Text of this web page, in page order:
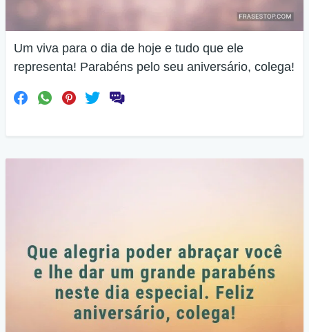
Um viva para o dia de hoje e tudo que ele
representa! Parabéns pelo seu aniversário, colega!